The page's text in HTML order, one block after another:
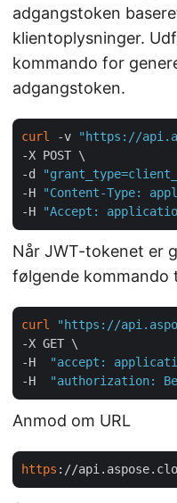
adgangstoken
klientoplysninger.
kommando for
adgangstoken.
curl -v "https://
-X POST \
-d
-H
"Content-Type:
-H
"Accept:
Når JWT-tokenet er
følgende kommando
curl
"https://
-X GET \
-H
"accept:
-H
"authorization:
Anmod om URL
https ://